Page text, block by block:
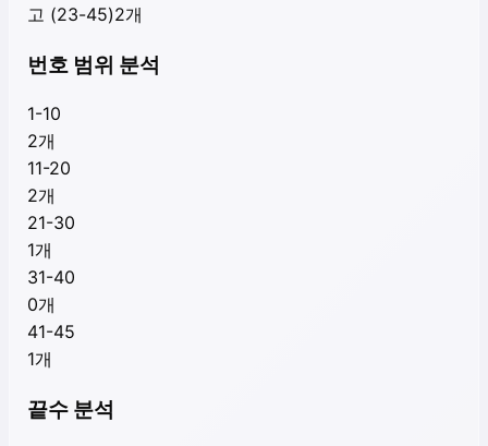
고 (23-45)2개
번호 범위 분석
1-10
2개
11-20
2개
21-30
1개
31-40
0개
41-45
1개
끝수 분석